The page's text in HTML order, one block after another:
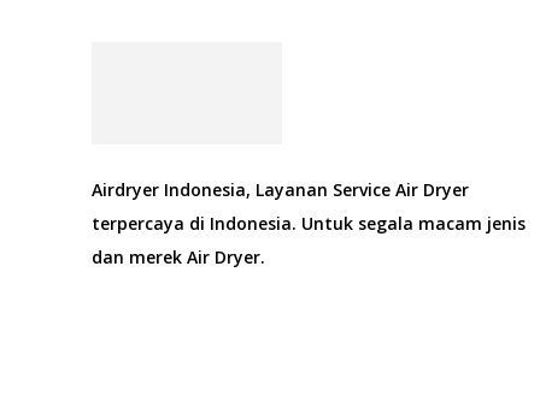
Airdryer Indonesia, Layanan Service Air Dryer
terpercaya di Indonesia. Untuk segala macam jenis
dan merek Air Dryer.